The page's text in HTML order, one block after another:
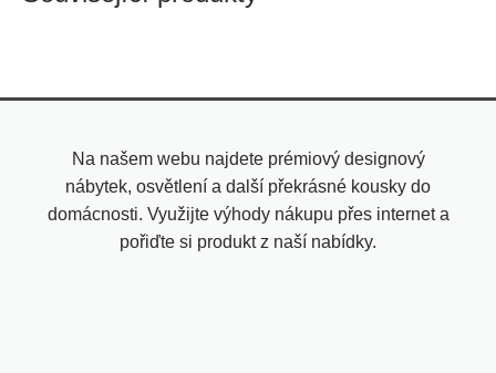
Na našem webu najdete prémiový designový
nábytek, osvětlení a další překrásné kousky do
domácnosti. Využijte výhody nákupu přes internet a
pořiďte si produkt z naší nabídky.